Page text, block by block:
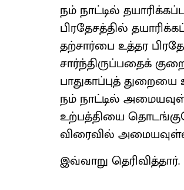
நம் நாட்டில்
பிரதேசத்தில்
தற்சார்பை உத்தர
சார்ந்திருப்பதைக்
பாதுகாப்புத்
நம் நாட்டில்
உற்பத்தியை
விரைவில்
இவ்வாறு தெரிவித்தார்.